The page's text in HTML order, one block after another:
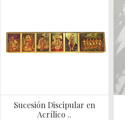
Sucesión Discipular en
Acrílico ..